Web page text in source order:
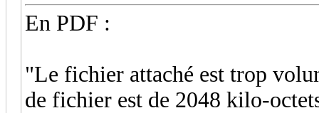
En PDF :
"Le fichier attaché est trop
de fichier est de 2048 kilo-